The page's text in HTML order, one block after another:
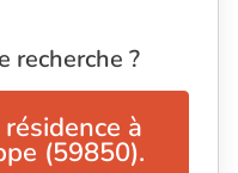
recherche ?
à
(59850).